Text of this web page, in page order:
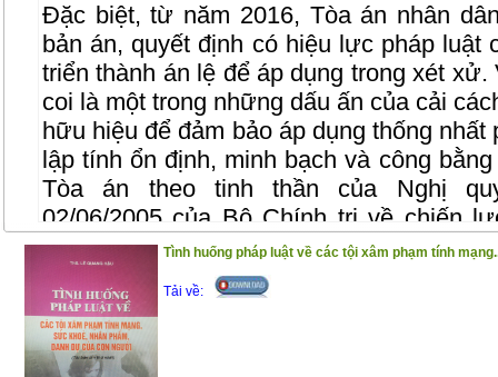
Đặc biệt, từ năm 2016, Tòa án nhân
bản án, quyết định có hiệu lực pháp luật
triển thành án lệ để áp dụng trong xét
coi là một trong những dấu ấn của cải
hữu hiệu để đảm bảo áp dụng thống
lập tính ổn định, minh bạch và công
Tòa án theo tinh thần của Nghị
02/06/2005 của Bộ Chính trị về chiến
2020 và Hiến pháp năm 2013. Cũng từ
tối cao đã tổng hợp các vướng mắc,
kịp thời nghiên cứu,ban hành các giải
dụng thống nhất trong khi chờ ban
đồng Thẩm phán Tòa án nhân dân tối cao.
Tình huống pháp luật về các tội xâm phạm tính
Tải về: